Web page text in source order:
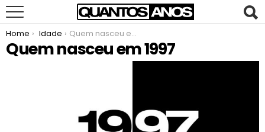
You are here:
Home Idade Quem nasceu em 1997
Quem nasceu em 1997